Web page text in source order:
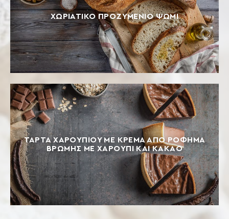
ΧΩΡΙΑΤΙΚΟ ΠΡΟΖΥΜΕΝΙΟ ΨΩΜΙ
ΤΑΡΤΑ ΧΑΡΟΥΠΙΟΥ ΜΕ ΚΡΕΜΑ ΑΠΟ ΡΟΦΗΜΑ
ΒΡΩΜΗΣ ΜΕ ΧΑΡΟΥΠΙ ΚΑΙ ΚΑΚΑΟ